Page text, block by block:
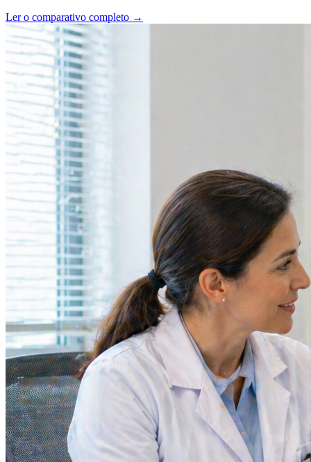
Ler o comparativo completo →